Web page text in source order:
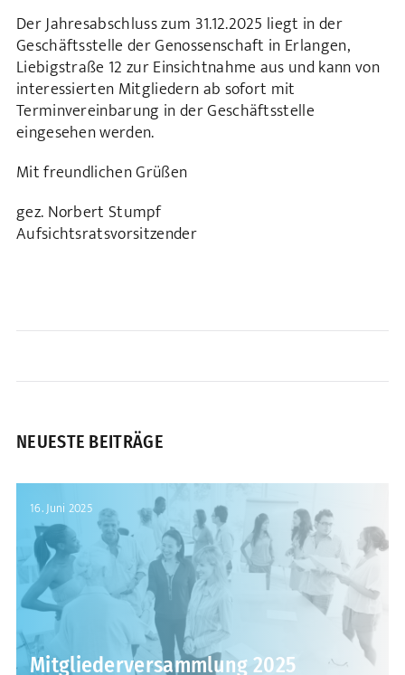
Der Jahresabschluss zum 31.12.2025 liegt in der
Geschäftsstelle der Genossenschaft in Erlangen,
Liebigstraße 12 zur Einsichtnahme aus und kann von
interessierten Mitgliedern ab sofort mit
Terminvereinbarung in der Geschäftsstelle
eingesehen werden.
Mit freundlichen Grüßen
gez. Norbert Stumpf
Aufsichtsratsvorsitzender
NEUESTE BEITRÄGE
16. Juni 2025
Mitgliederversammlung 2025